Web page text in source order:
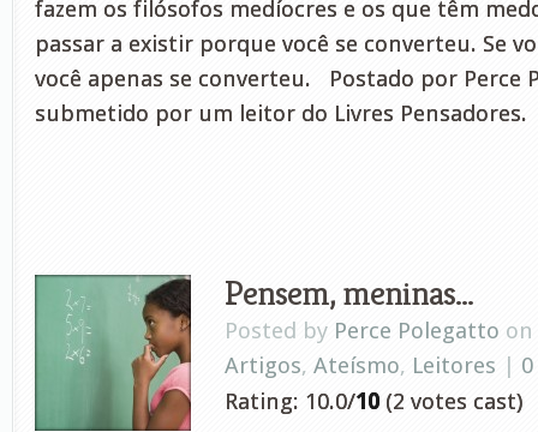
fazem os filósofos medíocres e os que têm
passar a existir porque você se converteu. Se
você apenas se converteu. Postado por Perce
submetido por um leitor do Livres Pensadores.
Pensem, meninas…
Posted by Perce Polegatto on
Artigos, Ateísmo, Leitores |
Rating: 10.0/10 (2 votes cast)